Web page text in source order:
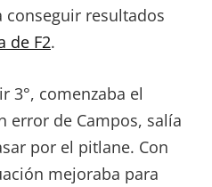
resultados
de F2.
3°, comenzaba el
error de Campos, salía
por el pitlane. Con
mejoraba para